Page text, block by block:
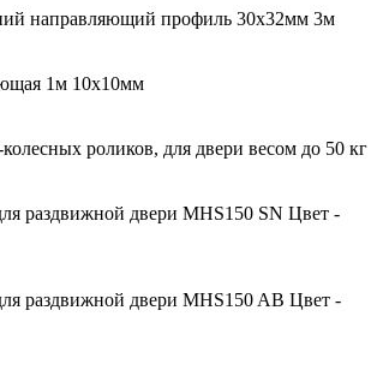
направляющий профиль 30х32мм 3м
1м 10х10мм
роликов, для двери весом до 50 кг
раздвижной двери MHS150 SN Цвет -
раздвижной двери MHS150 AB Цвет -